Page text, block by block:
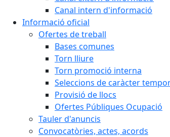
Canal intern d'informació
Informació oficial
Ofertes de treball
Bases comunes
Torn lliure
Torn promoció interna
Seleccions de caràcter
Provisió de llocs
Ofertes Públiques Ocupació
Tauler d'anuncis
Convocatòries, actes, acords